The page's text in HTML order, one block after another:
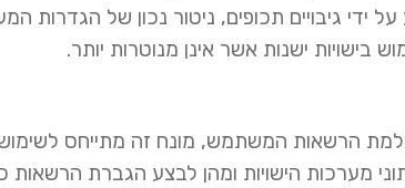
ידי גיבויים תכופים, ניטור נכון של הגדרות
ישנות אשר אינן מנוטרות יותר.
הרשאות המשתמש, מונח זה מתייחס
מערכות הישויות ומהן לבצע הגברת הרשאות